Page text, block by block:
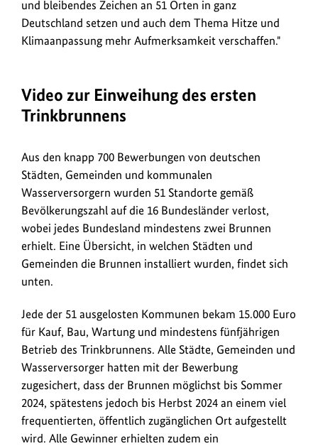
und bleibendes Zeichen an 51 Orten in ganz
Deutschland setzen und auch dem Thema Hitze und
Klimaanpassung mehr Aufmerksamkeit verschaffen."
Video zur Einweihung des ersten
Trinkbrunnens
Aus den knapp 700 Bewerbungen von deutschen
Städten, Gemeinden und kommunalen
Wasserversorgern wurden 51 Standorte gemäß
Bevölkerungszahl auf die 16 Bundesländer verlost,
wobei jedes Bundesland mindestens zwei Brunnen
erhielt. Eine Übersicht, in welchen Städten und
Gemeinden die Brunnen installiert wurden, findet sich
unten.
Jede der 51 ausgelosten Kommunen bekam 15.000 Euro
für Kauf, Bau, Wartung und mindestens fünfjährigen
Betrieb des Trinkbrunnens. Alle Städte, Gemeinden und
Wasserversorger hatten mit der Bewerbung
zugesichert, dass der Brunnen möglichst bis Sommer
2024, spätestens jedoch bis Herbst 2024 an einem viel
frequentierten, öffentlich zugänglichen Ort aufgestellt
wird. Alle Gewinner erhielten zudem ein